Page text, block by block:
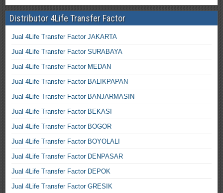
Distributor 4Life Transfer Factor
Jual 4Life Transfer Factor JAKARTA
Jual 4Life Transfer Factor SURABAYA
Jual 4Life Transfer Factor MEDAN
Jual 4Life Transfer Factor BALIKPAPAN
Jual 4Life Transfer Factor BANJARMASIN
Jual 4Life Transfer Factor BEKASI
Jual 4Life Transfer Factor BOGOR
Jual 4Life Transfer Factor BOYOLALI
Jual 4Life Transfer Factor DENPASAR
Jual 4Life Transfer Factor DEPOK
Jual 4Life Transfer Factor GRESIK